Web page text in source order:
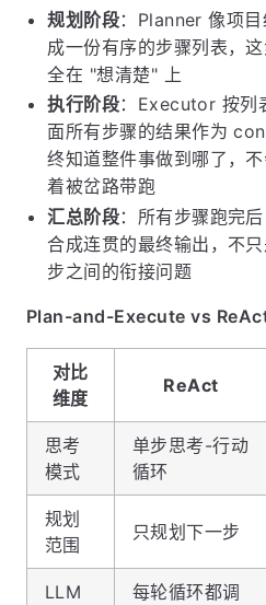
规划阶段：Planner 像项
成一份有序的步骤列表，
全在 "想清楚" 上
执行阶段：Executor 按列
面所有步骤的结果作为
终知道整件事做到哪了，
着被岔路带跑
汇总阶段：所有步骤跑完
合成连贯的最终输出，不
步之间的衔接问题
Plan-and-Execute vs
对比
维度
ReAct
思考
模式
单步思考-行动
循环
规划
范围
只规划下一步
LLM
每轮循环都调